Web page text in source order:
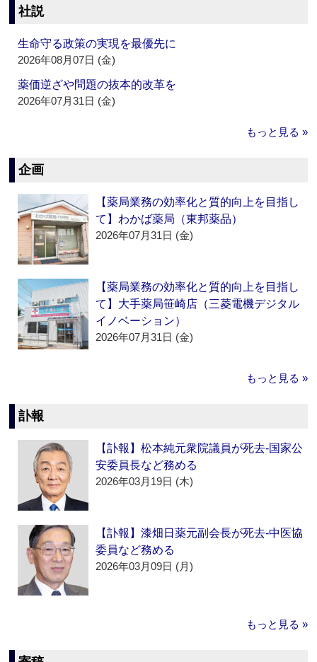
社説
生命守る政策の実現を最優先に
2026年08月07日 (金)
薬価逆ざや問題の抜本的改革を
2026年07月31日 (金)
もっと見る »
企画
【薬局業務の効率化と質的向上を目指し
て】わかば薬局（東邦薬品）
2026年07月31日 (金)
【薬局業務の効率化と質的向上を目指し
て】大手薬局笹崎店（三菱電機デジタル
イノベーション）
2026年07月31日 (金)
もっと見る »
訃報
【訃報】松本純元衆院議員が死去‐国家公
安委員長など務める
2026年03月19日 (木)
【訃報】漆畑日薬元副会長が死去‐中医協
委員など務める
2026年03月09日 (月)
もっと見る »